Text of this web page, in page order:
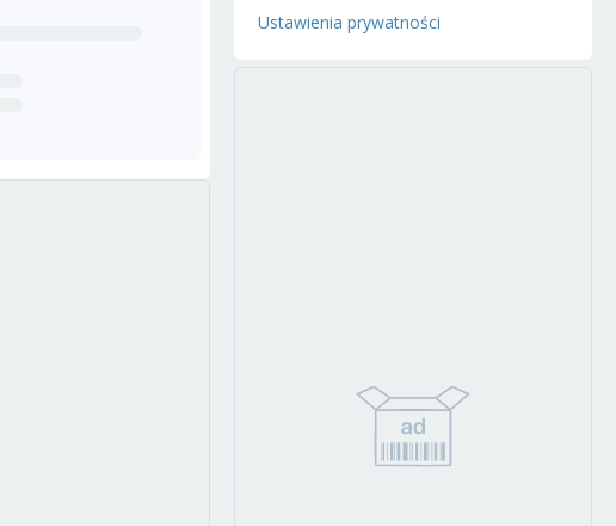
Ustawienia prywatności